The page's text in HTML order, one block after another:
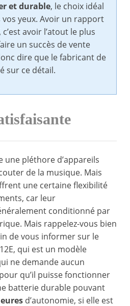
et durable, le choix idéal
yeux. Avoir un rapport
avoir l’atout le plus
un succès de vente
dire que le fabricant de
sur ce détail.
une pléthore d’appareils
de la musique. Mais
une certaine flexibilité
car leur
conditionné par
Mais rappelez-vous bien
de vous informer sur le
qui est un modèle
ne demande aucun
qu’il puisse fonctionner
batterie durable pouvant
d’autonomie, si elle est